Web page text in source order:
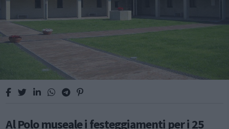
Al Polo museale i festeggiamenti per i 25